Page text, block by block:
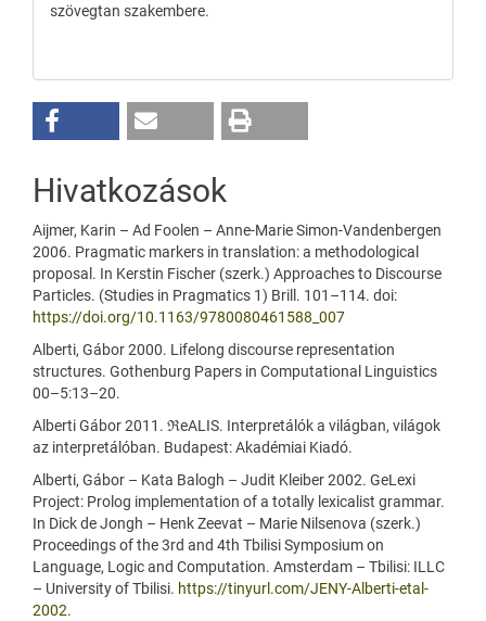
szövegtan szakembere.
Hivatkozások
Aijmer, Karin – Ad Foolen – Anne-Marie Simon-Vandenbergen
2006. Pragmatic markers in translation: a methodological
proposal. In Kerstin Fischer (szerk.) Approaches to Discourse
Particles. (Studies in Pragmatics 1) Brill. 101–114. doi:
https://doi.org/10.1163/9780080461588_007
Alberti, Gábor 2000. Lifelong discourse representation
structures. Gothenburg Papers in Computational Linguistics
00–5:13–20.
Alberti Gábor 2011. ℜeALIS. Interpretálók a világban, világok
az interpretálóban. Budapest: Akadémiai Kiadó.
Alberti, Gábor – Kata Balogh – Judit Kleiber 2002. GeLexi
Project: Prolog implementation of a totally lexicalist grammar.
In Dick de Jongh – Henk Zeevat – Marie Nilsenova (szerk.)
Proceedings of the 3rd and 4th Tbilisi Symposium on
Language, Logic and Computation. Amsterdam – Tbilisi: ILLC
– University of Tbilisi. https://tinyurl.com/JENY-Alberti-etal-
2002.